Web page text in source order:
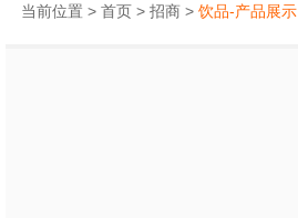
当前位置 > 首页 > 招商 > 饮品-产品展示